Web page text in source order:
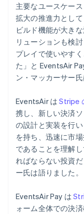
主要なユースケー
拡大の推進力とし
ビルド機能が大き
リューションも検
プレイで使いやす
た」と EventsAir
ン・マッカーサー氏
EventsAir はStripe
携し、新しい決済
の設計と実装を行
を持ち、迅速に市
であることを理解
ればならない投資
ー氏は語りました。
EventsAir Pay は
ォーム全体での決